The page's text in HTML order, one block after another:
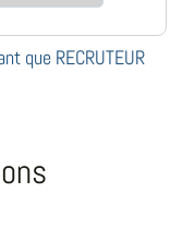
que RECRUTEUR